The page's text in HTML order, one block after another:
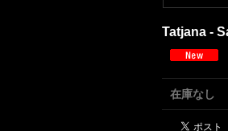
Tatjana -
在庫なし